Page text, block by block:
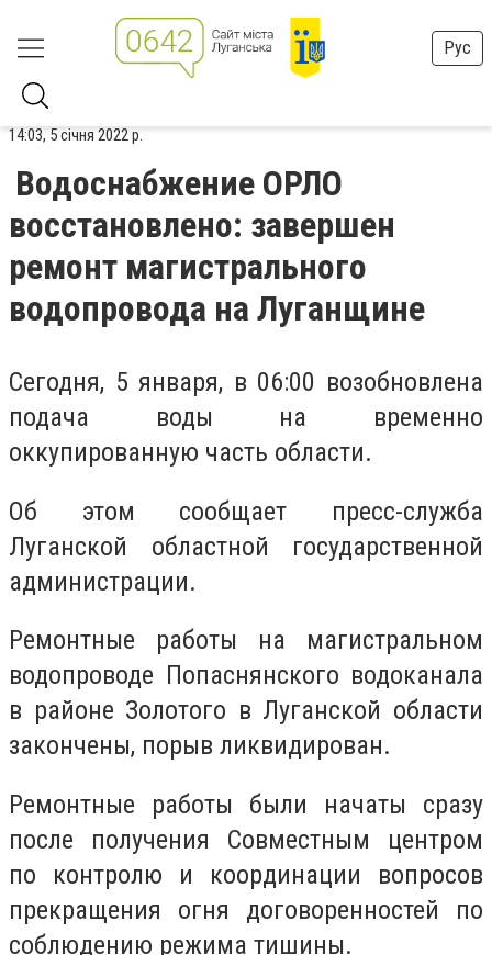
Рус
14:03, 5 січня 2022 р.
Водоснабжение ОРЛО
восстановлено: завершен
ремонт магистрального
водопровода на Луганщине
Сегодня, 5 января, в 06:00 возобновлена
подача воды на временно
оккупированную часть области.
Об этом сообщает пресс-служба
Луганской областной государственной
администрации.
Ремонтные работы на магистральном
водопроводе Попаснянского водоканала
в районе Золотого в Луганской области
закончены, порыв ликвидирован.
Ремонтные работы были начаты сразу
после получения Совместным центром
по контролю и координации вопросов
прекращения огня договоренностей по
соблюдению режима тишины.